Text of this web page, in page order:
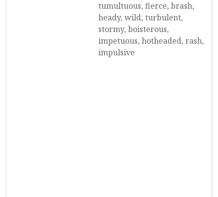
tumultuous, fierce, brash,
heady, wild, turbulent,
stormy, boisterous,
impetuous, hotheaded, rash,
impulsive